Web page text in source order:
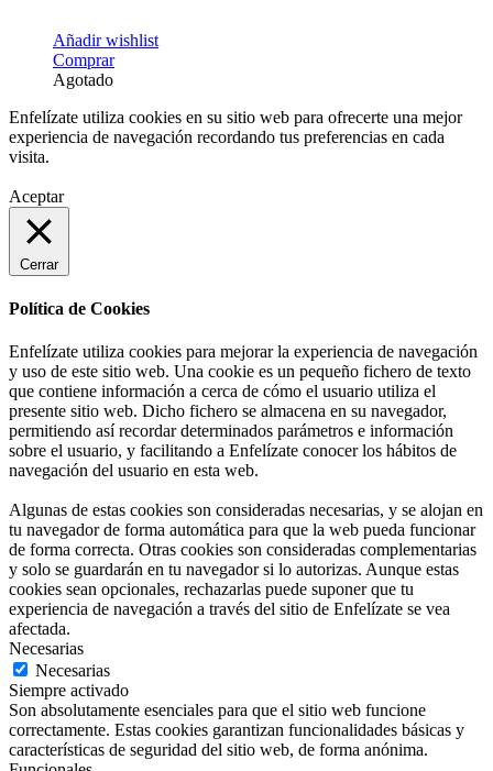
Añadir wishlist
Comprar
Agotado
Enfelízate utiliza cookies en su sitio web para ofrecerte una mejor
experiencia de navegación recordando tus preferencias en cada
visita.
Aceptar
Cerrar
Política de Cookies
Enfelízate utiliza cookies para mejorar la experiencia de navegación
y uso de este sitio web. Una cookie es un pequeño fichero de texto
que contiene información a cerca de cómo el usuario utiliza el
presente sitio web. Dicho fichero se almacena en su navegador,
permitiendo así recordar determinados parámetros e información
sobre el usuario, y facilitando a Enfelízate conocer los hábitos de
navegación del usuario en esta web.
Algunas de estas cookies son consideradas necesarias, y se alojan en
tu navegador de forma automática para que la web pueda funcionar
de forma correcta. Otras cookies son consideradas complementarias
y solo se guardarán en tu navegador si lo autorizas. Aunque estas
cookies sean opcionales, rechazarlas puede suponer que tu
experiencia de navegación a través del sitio de Enfelízate se vea
afectada.
Necesarias
Necesarias
Siempre activado
Son absolutamente esenciales para que el sitio web funcione
correctamente. Estas cookies garantizan funcionalidades básicas y
características de seguridad del sitio web, de forma anónima.